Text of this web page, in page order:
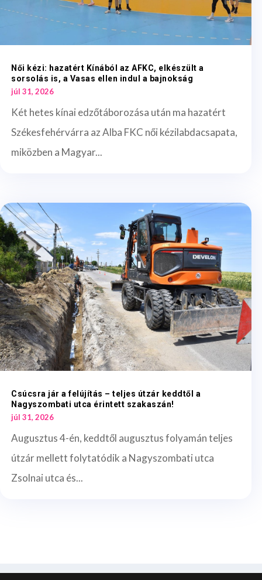
Női kézi: hazatért Kínából az AFKC, elkészült a
sorsolás is, a Vasas ellen indul a bajnokság
júl 31, 2026
Két hetes kínai edzőtáborozása után ma hazatért
Székesfehérvárra az Alba FKC női kézilabdacsapata,
miközben a Magyar...
Csúcsra jár a felújítás – teljes útzár keddtől a
Nagyszombati utca érintett szakaszán!
júl 31, 2026
Augusztus 4-én, keddtől augusztus folyamán teljes
útzár mellett folytatódik a Nagyszombati utca
Zsolnai utca és...